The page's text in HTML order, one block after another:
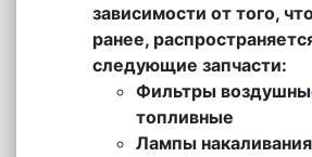
зависимости от того,
ранее,
следующие запчасти:
Фильтры
топливные
Лампы